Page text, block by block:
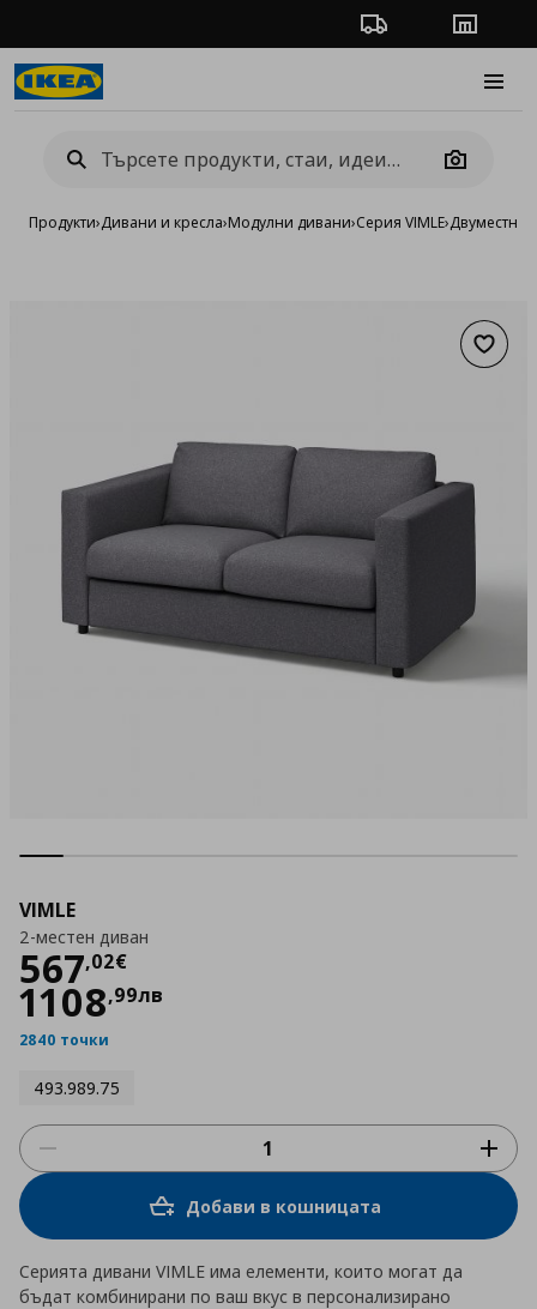
Проследяване на
Camera
Продукти›Дивани и кресла›Модулни дивани›Серия VIMLE›Двуместни
VIMLE
2-местен диван
567,02€
Цена
1108,99лв
2840 точки
493.989.75
Добави в кошницата
Серията дивани VIMLE има елементи, които могат да
бъдат комбинирани по ваш вкус в персонализирано